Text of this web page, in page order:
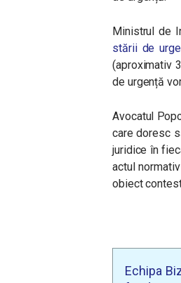
Ministrul de
stării de
(aproximativ
de urgență
Avocatul
care doresc
juridice în
actul
obiect
Echipa